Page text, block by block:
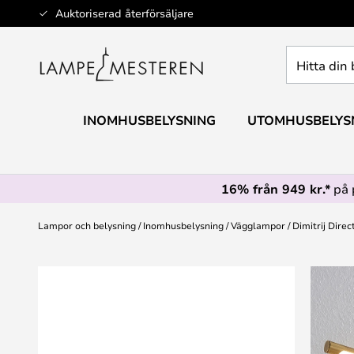
Auktoriserad återförsäljare
Hoppa
till
din
INOMHUSBELYSNING
16% från 949 kr.* på
Lampor och belysning Inomhusbelysning Vägglampor Dimitrij